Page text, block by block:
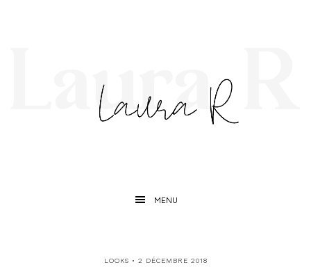
MENU
LOOKS • 2 DÉCEMBRE 2018